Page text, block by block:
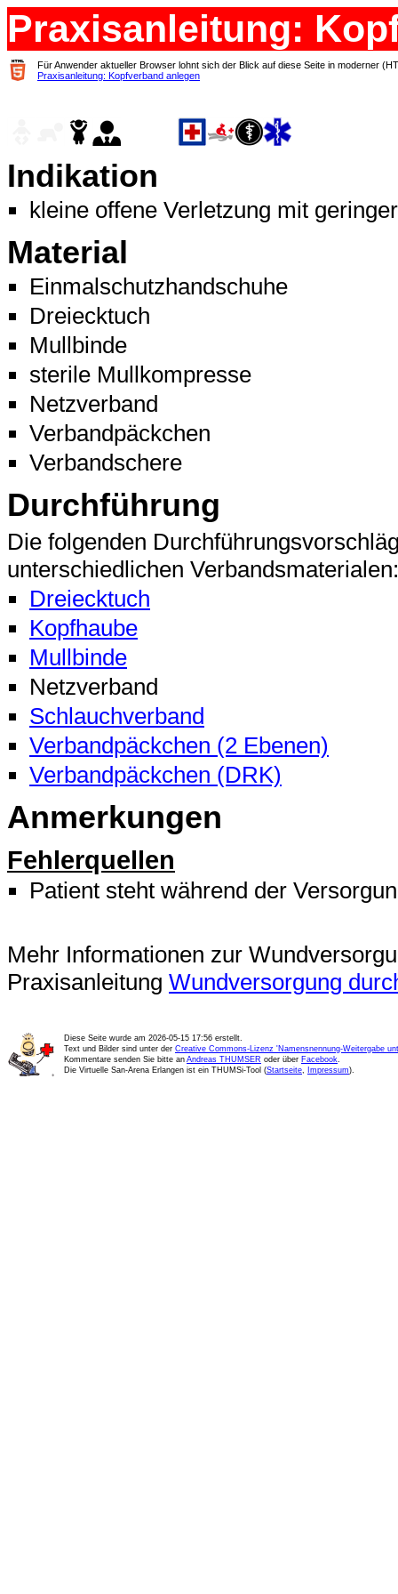
Praxisanleitung:
Für Anwender aktueller Browser lohnt sich der Blick auf diese Seite in moderner
Praxisanleitung: Kopfverband anlegen
Indikation
kleine offene Verletzung mit
Material
Einmalschutzhandschuhe
Dreiecktuch
Mullbinde
sterile Mullkompresse
Netzverband
Verbandpäckchen
Verbandschere
Durchführung
Die folgenden
unterschiedlichen Verbandsmaterialen:
Dreiecktuch
Kopfhaube
Mullbinde
Netzverband
Schlauchverband
Verbandpäckchen (2 Ebenen)
Verbandpäckchen (DRK)
Anmerkungen
Fehlerquellen
Patient steht während der
Mehr Informationen zur
Praxisanleitung Wundversorgung
Diese Seite wurde am 2026-05-15 17:56 erstellt.
Text und Bilder sind unter der Creative Commons-Lizenz 'Namensnennung-Weitergabe
Kommentare senden Sie bitte an Andreas THUMSER oder über Facebook.
Die Virtuelle San-Arena Erlangen ist ein THUMSi-Tool (Startseite, Impressum).